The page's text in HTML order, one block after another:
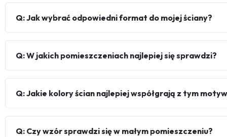
Q: Jak wybrać odpowiedni format do mojej ściany?
Q: W jakich pomieszczeniach najlepiej się sprawdzi?
Q: Jakie kolory ścian najlepiej współgrają z tym
Q: Czy wzór sprawdzi się w małym pomieszczeniu?